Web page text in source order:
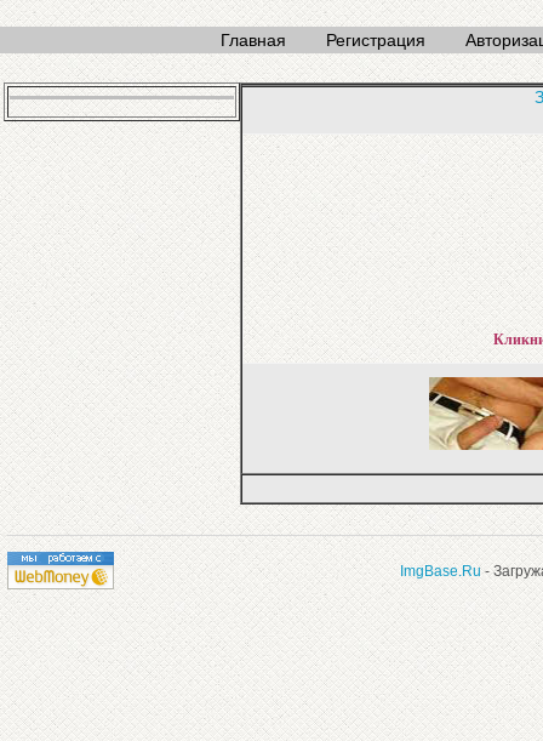
Главная Регистрация
ImgBase.Ru-